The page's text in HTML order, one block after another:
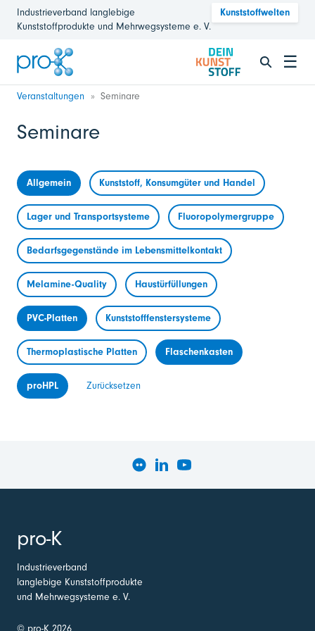
Industrieverband langlebige
Kunststoffprodukte und Mehrwegsysteme e. V.
Kunststoffwelten
☰
Veranstaltungen Seminare
Seminare
Allgemein Kunststoff, Konsumgüter und Handel
Lager und Transportsysteme Fluoropolymergruppe
Bedarfsgegenstände im Lebensmittelkontakt
Melamine-Quality Haustürfüllungen
PVC-Platten Kunststofffenstersysteme
Thermoplastische Platten Flaschenkasten
proHPL Zurücksetzen
pro-K
Industrieverband
langlebige Kunststoffprodukte
und Mehrwegsysteme e. V.
© pro-K 2026